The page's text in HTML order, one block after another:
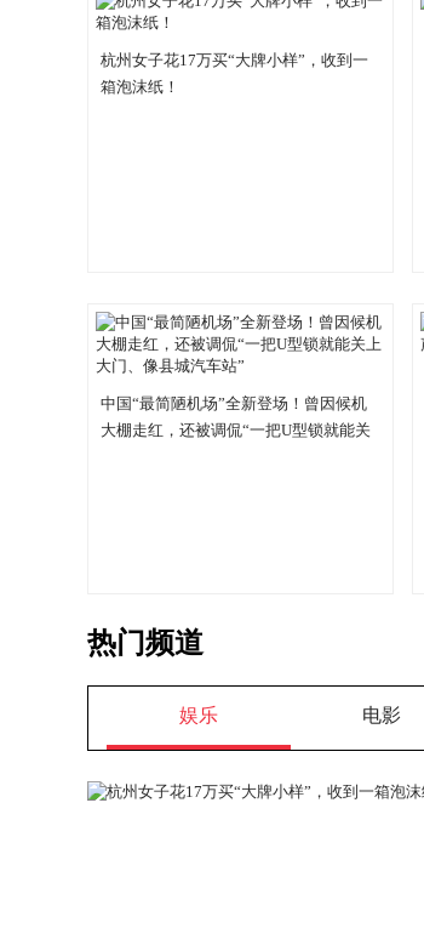
杭州女子花17万买“大牌小样”，收到一
箱泡沫纸！
中国“最简陋机场”全新登场！曾因候机
大棚走红，还被调侃“一把U型锁就能关
热门频道
娱乐 电影